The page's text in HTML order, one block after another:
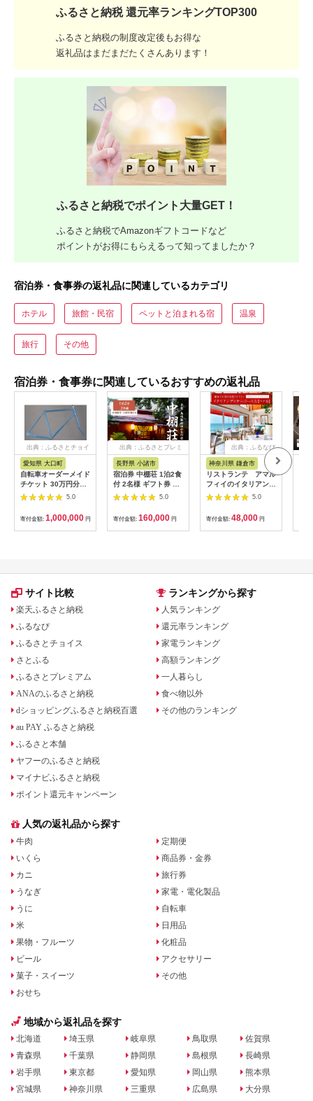
ふるさと納税 還元率ランキングTOP300
ふるさと納税の制度改定後もお得な
返礼品はまだまだたくさんあります！
ふるさと納税でポイント大量GET！
ふるさと納税でAmazonギフトコードなど
ポイントがお得にもらえるって知ってましたか？
宿泊券・食事券の返礼品に関連しているカテゴリ
ホテル 旅館・民宿 ペットと泊まれる宿 温泉
旅行 その他
宿泊券・食事券に関連しているおすすめの返礼品
出典：ふるさとチョイ
愛知県 大口町
自転車オーダーメイド
チケット 30万円分
【1360365】
5.0
寄付金額: 1,000,000 円
出典：ふるさとプレミ
長野県 小諸市
宿泊券 中棚荘 1泊2食
付 2名様 ギフト券 チ
ケット 券 宿泊 旅行
5.0
寄付金額: 160,000 円
出典：ふるなび
神奈川県 鎌倉市
リストランテ アマル
フィイのイタリアンデ
ィナーコースA ペア
5.0
寄付金額: 48,000 円
サイト比較
楽天ふるさと納税
ふるなび
ふるさとチョイス
さとふる
ふるさとプレミアム
ANAのふるさと納税
dショッピングふるさと納税百選
au PAY ふるさと納税
ふるさと本舗
ヤフーのふるさと納税
マイナビふるさと納税
ポイント還元キャンペーン
ランキングから探す
人気ランキング
還元率ランキング
家電ランキング
高額ランキング
一人暮らし
食べ物以外
その他のランキング
人気の返礼品から探す
牛肉
いくら
カニ
うなぎ
うに
米
果物・フルーツ
ビール
菓子・スイーツ
おせち
定期便
商品券・金券
旅行券
家電・電化製品
自転車
日用品
化粧品
アクセサリー
その他
地域から返礼品を探す
北海道
青森県
岩手県
宮城県
埼玉県
千葉県
東京都
神奈川県
岐阜県
静岡県
愛知県
三重県
鳥取県
島根県
岡山県
広島県
佐賀県
長崎県
熊本県
大分県